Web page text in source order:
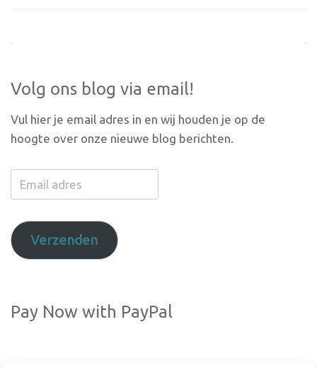
Volg ons blog via email!
Vul hier je email adres in en wij houden je op de
hoogte over onze nieuwe blog berichten.
Email
adres
Verzenden
Pay Now with PayPal